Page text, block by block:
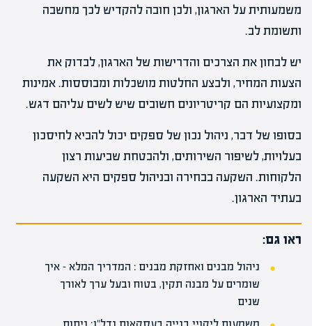
משמעותית על הארגון, ולכן חובה להקדיש לכך מחשבה
ותשומת לב.
יש לבחון את הצרכים והדרישות של הארגון, לבדוק את
הצעות המחיר, ולבצע החלטות מושכלות ומבוססות. אמינות
ומקצועיות הם קריטריונים חשובים שיש לשים עליהם דגש.
בסופו של דבר, ניהול נכון של ספקים יכול להביא לחיסכון
בעלויות, לשיפור השירותים, ולהבטחת שביעות רצון
הלקוחות. השקעה בבחירה ובניהול ספקים היא השקעה
בעתיד הארגון.
ראו גם:
ניהול מבנים ואחזקת מבנים : המדריך המלא – איך
שומרים על מבנה תקין, בטוח ובעל ערך לאורך
שנים